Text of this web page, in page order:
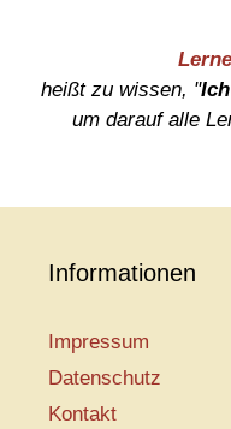
heißt zu wissen, "
um darauf alle
Informationen
Impressum
Datenschutz
Kontakt